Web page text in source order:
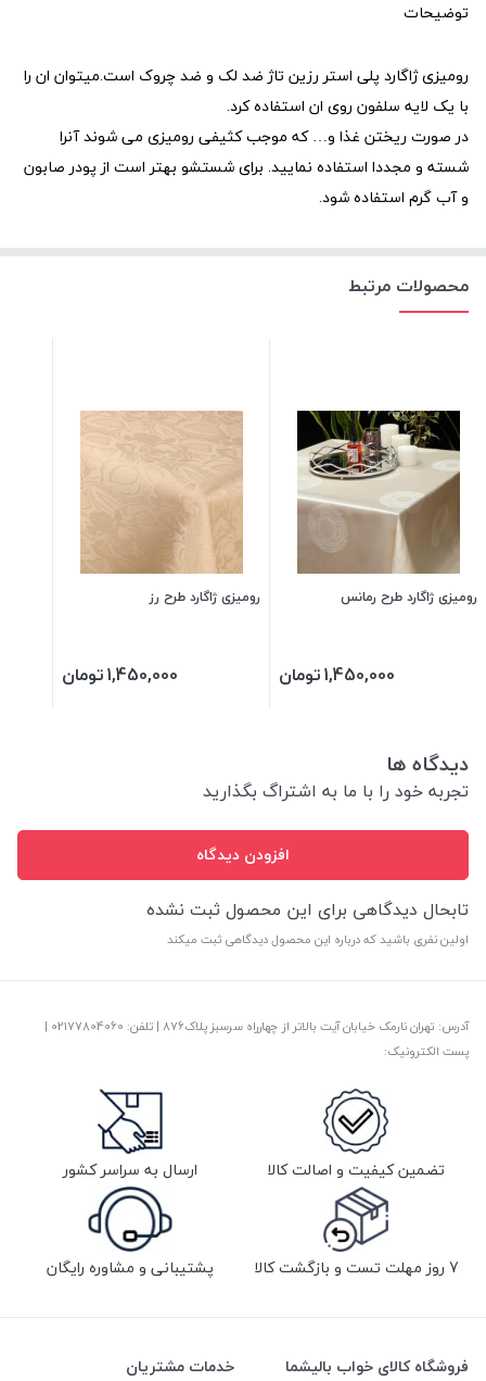
توضیحات
رومیزی ژاگارد پلی استر رزین تاژ ضد لک و ضد چروک است.میتوان ان را
با یک لایه سلفون روی ان استفاده کرد.
در صورت ریختن غذا و… که موجب کثیفی رومیزی می شوند آنرا
شسته و مجددا استفاده نمایید. برای شستشو بهتر است از پودر صابون
و آب گرم استفاده شود.
محصولات مرتبط
رومیزی ژاگارد طرح رمانس
1,450,000تومان
رومیزی ژاگارد طرح رز
1,450,000تومان
دیدگاه ها
تجربه خود را با ما به اشتراگ بگذارید
افزودن دیدگاه
تابحال دیدگاهی برای این محصول ثبت نشده
اولین نفری باشید که درباره این محصول دیدگاهی ثبت میکند
آدرس: تهران نارمک خیابان آیت بالاتر از چهارراه سرسبز پلاک876 | تلفن: ‎02177804060 |
پست الکترونیک:
تضمین کیفیت و اصالت کالا ارسال به سراسر کشور
7 روز مهلت تست و بازگشت کالا پشتیبانی و مشاوره رایگان
فروشگاه کالای خواب بالیشما خدمات مشتریان